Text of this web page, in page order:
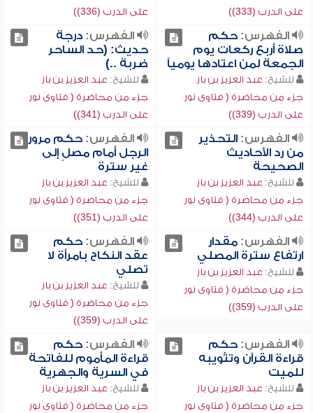
على الدرب (333))
على الدرب (336))
الفهرس:حكم
صلاة أربع ركعات يوم
الجمعة لمن اعتادها يومياً
للشيخ: عبد العزيز بن باز
جزء من محاضرة ( فتاوى نور
على الدرب (339))
الفهرس:درجة
حديث: (حد الساحر
ضربة ..)
للشيخ: عبد العزيز بن باز
جزء من محاضرة ( فتاوى نور
على الدرب (341))
الفهرس:التحذير
من رد الأحاديث
الصحيحة
للشيخ: عبد العزيز بن باز
جزء من محاضرة ( فتاوى نور
على الدرب (344))
الفهرس:حكم مرور
الرجل أمام مصلٍ إلى
غير سترة
للشيخ: عبد العزيز بن باز
جزء من محاضرة ( فتاوى نور
على الدرب (351))
الفهرس:مقدار
ارتفاع سترة المصلي
للشيخ: عبد العزيز بن باز
جزء من محاضرة ( فتاوى نور
على الدرب (359))
الفهرس:حكم
عقد النكاح بامرأة لا
تصلي
للشيخ: عبد العزيز بن باز
جزء من محاضرة ( فتاوى نور
على الدرب (359))
الفهرس:حكم
قراءة القرآن وتثويبه
للميت
للشيخ: عبد العزيز بن باز
جزء من محاضرة ( فتاوى نور
الفهرس:حكم
قراءة المأموم للفاتحة
في السرية والجهرية
للشيخ: عبد العزيز بن باز
جزء من محاضرة ( فتاوى نور